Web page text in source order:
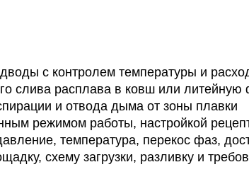
с контролем температуры и
слива расплава в ковш или
и отвода дыма от зоны плавки
режимом работы, настройкой
температура, перекос фаз,
схему загрузки, разливку и